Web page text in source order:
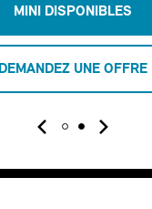
MINI DISPONIBLES
DEMANDEZ UNE OFFRE